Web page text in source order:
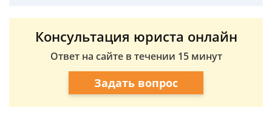
Консультация юриста онлайн
Ответ на сайте в течении 15 минут
Задать вопрос